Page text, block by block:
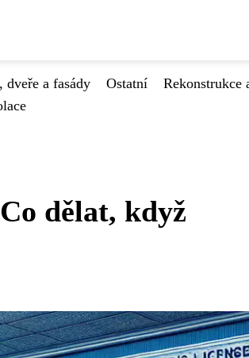
dveře a fasády Ostatní Rekonstrukce
dělat, když